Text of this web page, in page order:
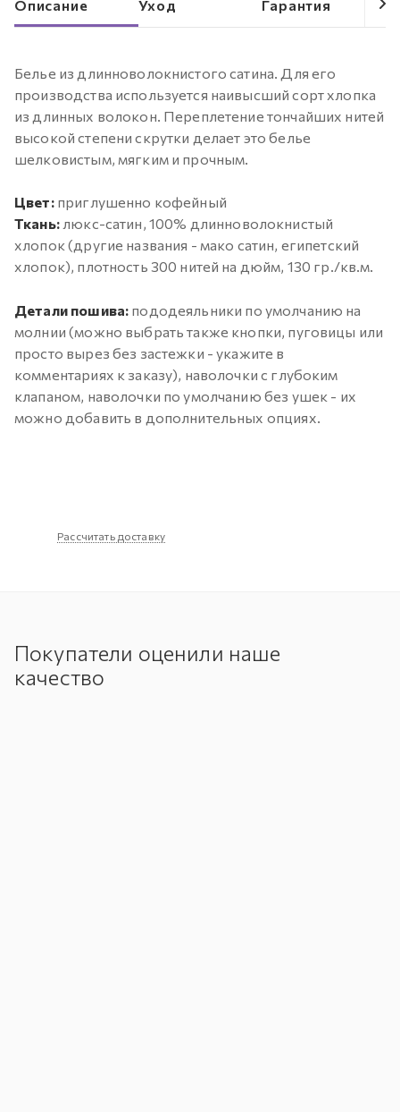
Описание Уход Гарантия
Белье из длинноволокнистого сатина. Для его
производства используется наивысший сорт хлопка
из длинных волокон. Переплетение тончайших нитей
высокой степени скрутки делает это белье
шелковистым, мягким и прочным.
Цвет:приглушенно кофейный
Ткань:люкс-сатин, 100% длинноволокнистый
хлопок (другие названия - мако сатин, египетский
хлопок), плотность 300 нитей на дюйм, 130 гр./кв.м.
Детали пошива: пододеяльники по умолчанию на
молнии (можно выбрать также кнопки, пуговицы или
просто вырез без застежки - укажите в
комментариях к заказу), наволочки с глубоким
клапаном, наволочки по умолчанию без ушек - их
можно добавить в дополнительных опциях.
Рассчитать доставку
Покупатели оценили наше
качество